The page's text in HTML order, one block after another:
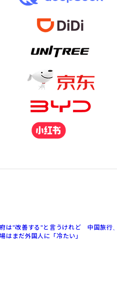
は"改善する"と言うけれど 中国旅行
はまだ外国人に「冷たい」